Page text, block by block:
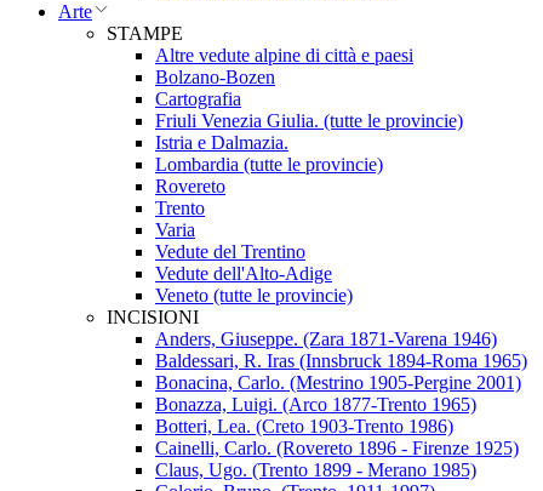
Arte
STAMPE
Altre vedute alpine di città e paesi
Bolzano-Bozen
Cartografia
Friuli Venezia Giulia. (tutte le provincie)
Istria e Dalmazia.
Lombardia (tutte le provincie)
Rovereto
Trento
Varia
Vedute del Trentino
Vedute dell'Alto-Adige
Veneto (tutte le provincie)
INCISIONI
Anders, Giuseppe. (Zara 1871-Varena 1946)
Baldessari, R. Iras (Innsbruck 1894-Roma 1965)
Bonacina, Carlo. (Mestrino 1905-Pergine 2001)
Bonazza, Luigi. (Arco 1877-Trento 1965)
Botteri, Lea. (Creto 1903-Trento 1986)
Cainelli, Carlo. (Rovereto 1896 - Firenze 1925)
Claus, Ugo. (Trento 1899 - Merano 1985)